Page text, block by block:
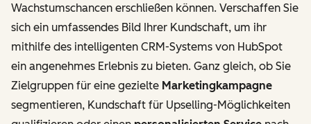
Wachstumschancen erschließen können. Verschaffen Sie
sich ein umfassendes Bild Ihrer Kundschaft, um ihr
mithilfe des intelligenten CRM-Systems von HubSpot
ein angenehmes Erlebnis zu bieten. Ganz gleich, ob Sie
Zielgruppen für eine gezielte Marketingkampagne
segmentieren, Kundschaft für Upselling-Möglichkeiten